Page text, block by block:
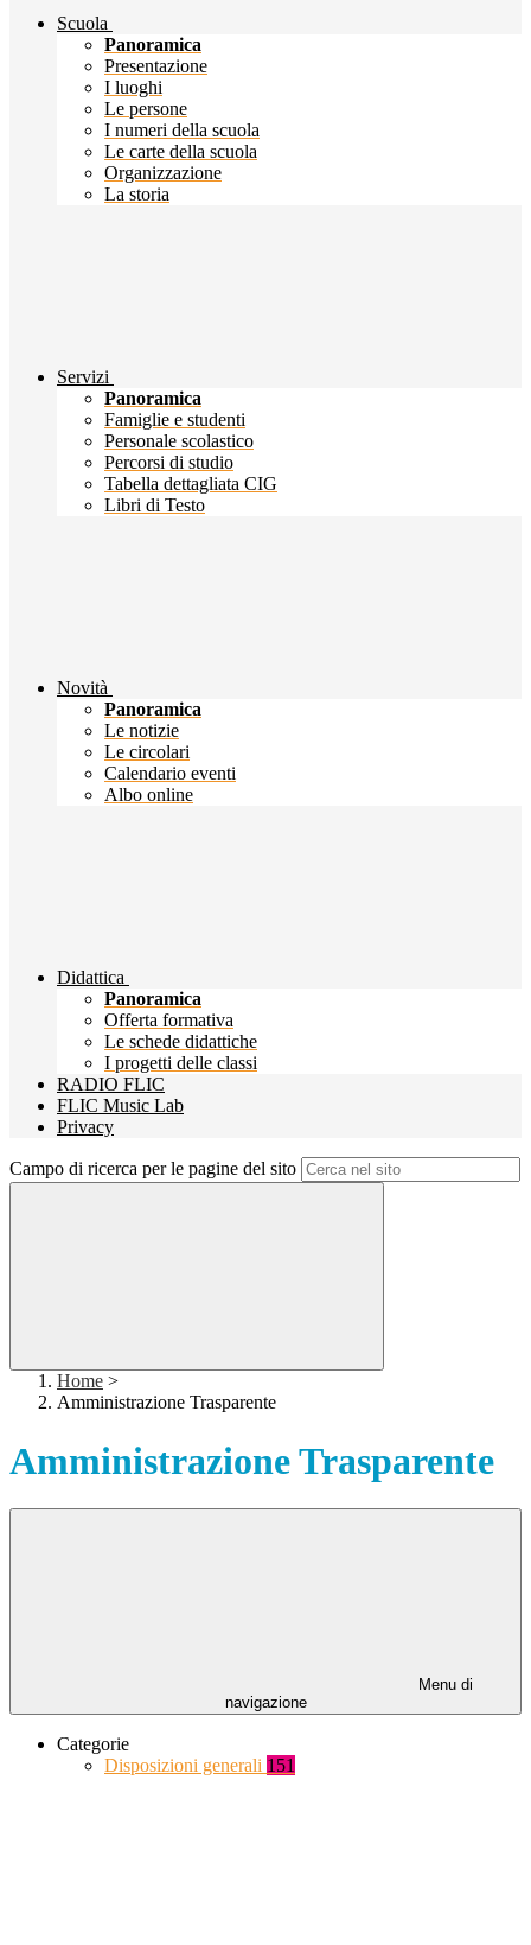
Scuola
Panoramica
Presentazione
I luoghi
Le persone
I numeri della scuola
Le carte della scuola
Organizzazione
La storia
Servizi
Panoramica
Famiglie e studenti
Personale scolastico
Percorsi di studio
Tabella dettagliata CIG
Libri di Testo
Novità
Panoramica
Le notizie
Le circolari
Calendario eventi
Albo online
Didattica
Panoramica
Offerta formativa
Le schede didattiche
I progetti delle classi
RADIO FLIC
FLIC Music Lab
Privacy
Campo di ricerca per le pagine del sito
Home >
Amministrazione Trasparente
Amministrazione Trasparente
Menu di
navigazione
Categorie
Disposizioni generali 151